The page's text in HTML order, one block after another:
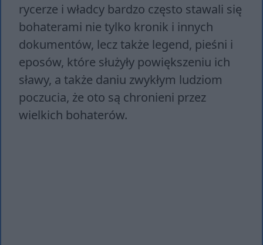
rycerze i władcy bardzo często stawali się
bohaterami nie tylko kronik i innych
dokumentów, lecz także legend, pieśni i
eposów, które służyły powiększeniu ich
sławy, a także daniu zwykłym ludziom
poczucia, że oto są chronieni przez
wielkich bohaterów.